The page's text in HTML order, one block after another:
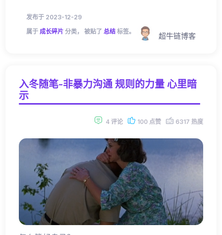
发布于 2023-12-29
属于 成长碎片 分类， 被贴了 总结 标签。 超牛链博客
入冬随笔-非暴力沟通 规则的力量 心里暗
示
4 评论 100 点赞 6317 热度